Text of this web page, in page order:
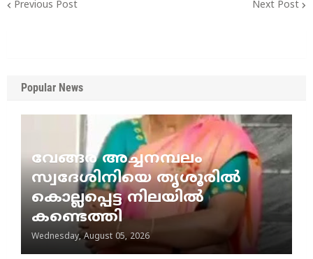
Previous Post Next Post
Popular News
വേങ്ങര അച്ചനമ്പലം
സ്വദേശിനിയെ തൃശൂരിൽ
കൊല്ലപ്പെട്ട നിലയിൽ
കണ്ടെത്തി
Wednesday, August 05, 2026